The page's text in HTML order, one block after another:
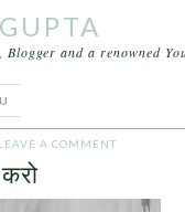
and a renowned
आने वाला कल
LEAVE A COMMENT